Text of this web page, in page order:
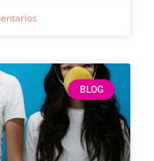
BLOG